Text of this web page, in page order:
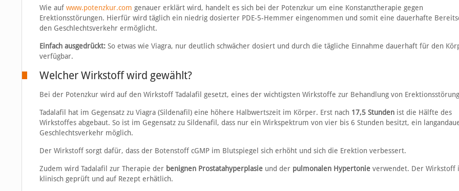
Wie auf www.potenzkur.com genauer erklärt wird, handelt es sich bei der Potenzkur um eine Konstanztherapie gegen
Erektionsstörungen. Hierfür wird täglich ein niedrig dosierter PDE-5-Hemmer eingenommen und somit eine dauerhafte
den Geschlechtsverkehr ermöglicht.
Einfach ausgedrückt:So etwas wie Viagra, nur deutlich schwächer dosiert und durch die tägliche Einnahme dauerhaft für den
verfügbar.
Welcher Wirkstoff wird gewählt?
Bei der Potenzkur wird auf den Wirkstoff Tadalafil gesetzt, eines der wichtigsten Wirkstoffe zur Behandlung von
Tadalafil hat im Gegensatz zu Viagra (Sildenafil) eine höhere Halbwertszeit im Körper. Erst nach 17,5 Stunden ist die Hälfte des
Wirkstoffes abgebaut. So ist im Gegensatz zu Sildenafil, dass nur ein Wirkspektrum von vier bis 6 Stunden besitzt, ein
Geschlechtsverkehr möglich.
Der Wirkstoff sorgt dafür, dass der Botenstoff cGMP im Blutspiegel sich erhöht und sich die Erektion verbessert.
Zudem wird Tadalafil zur Therapie der benignen Prostatahyperplasieund der pulmonalen Hypertonie verwendet. Der Wirkstoff
klinisch geprüft und auf Rezept erhätlich.